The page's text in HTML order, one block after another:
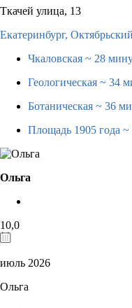
Ткачей улица, 13
Екатеринбург,
Чкаловская ~ 28
Геологическая ~ 34
Ботаническая ~ 36
Площадь 1905 года ~
Ольга
10,0
июль 2026
Ольга